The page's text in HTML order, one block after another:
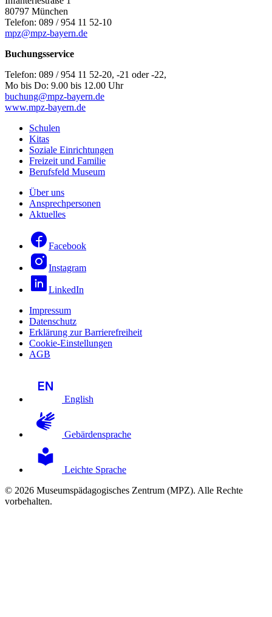
80797 München
Telefon: 089 / 954 11 52-10
mpz@mpz-bayern.de
Buchungsservice
Telefon: 089 / 954 11 52-20, -21 oder -22,
Mo bis Do: 9.00 bis 12.00 Uhr
buchung@mpz-bayern.de
www.mpz-bayern.de
Schulen
Kitas
Soziale Einrichtungen
Freizeit und Familie
Berufsfeld Museum
Über uns
Ansprechpersonen
Aktuelles
Facebook
Instagram
LinkedIn
Impressum
Datenschutz
Erklärung zur Barrierefreiheit
Cookie-Einstellungen
AGB
English
Gebärdensprache
Leichte Sprache
© 2026 Museumspädagogisches Zentrum (MPZ). Alle Rechte
vorbehalten.